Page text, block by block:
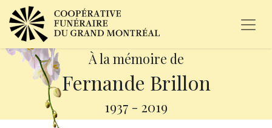
À la mémoire de
Fernande Brillon
1937 - 2019